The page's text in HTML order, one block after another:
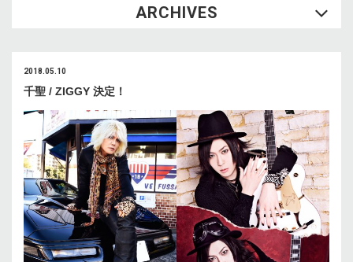
ARCHIVES
2018.05.10
千聖 / ZIGGY 決定！